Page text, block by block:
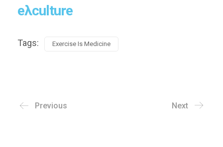
eλculture
Tags: Exercise Is Medicine
Previous Next